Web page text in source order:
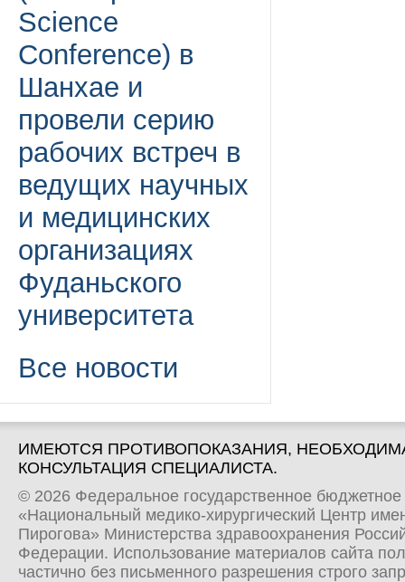
Science
Conference) в
Шанхае и
провели серию
рабочих встреч в
ведущих научных
и медицинских
организациях
Фуданьского
университета
Все новости
ИМЕЮТСЯ ПРОТИВОПОКАЗАНИЯ,
КОНСУЛЬТАЦИЯ СПЕЦИАЛИСТА.
© 2026 Федеральное государственное
«Национальный медико-хирургический Центр
Пирогова» Министерства здравоохранения
Федерации. Использование материалов сайта
частично без письменного разрешения строго